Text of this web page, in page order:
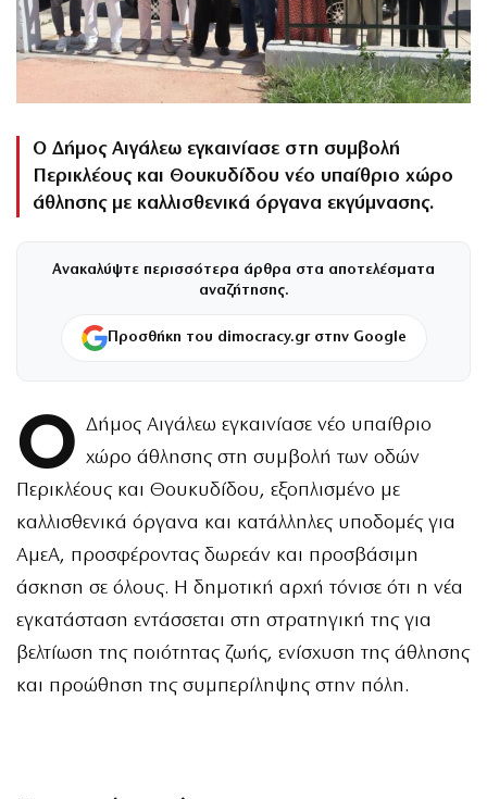
Ο Δήμος Αιγάλεω εγκαινίασε στη συμβολή
Περικλέους και Θουκυδίδου νέο υπαίθριο χώρο
άθλησης με καλλισθενικά όργανα εκγύμνασης.
Ανακαλύψτε περισσότερα άρθρα στα αποτελέσματα
αναζήτησης.
Προσθήκη του dimocracy.gr στην Google
Ο Δήμος Αιγάλεω εγκαινίασε νέο υπαίθριο
χώρο άθλησης στη συμβολή των οδών
Περικλέους και Θουκυδίδου, εξοπλισμένο με
καλλισθενικά όργανα και κατάλληλες υποδομές για
ΑμεΑ, προσφέροντας δωρεάν και προσβάσιμη
άσκηση σε όλους. Η δημοτική αρχή τόνισε ότι η νέα
εγκατάσταση εντάσσεται στη στρατηγική της για
βελτίωση της ποιότητας ζωής, ενίσχυση της άθλησης
και προώθηση της συμπερίληψης στην πόλη.